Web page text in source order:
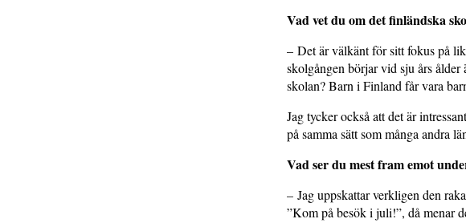
Vad vet du om det finländska
– Det är välkänt för sitt fokus på
skolgången börjar vid sju års
skolan? Barn i Finland får vara
Jag tycker också att det är
på samma sätt som många andra
Vad ser du mest fram emot
– Jag uppskattar verkligen den
”Kom på besök i juli!”, då menar